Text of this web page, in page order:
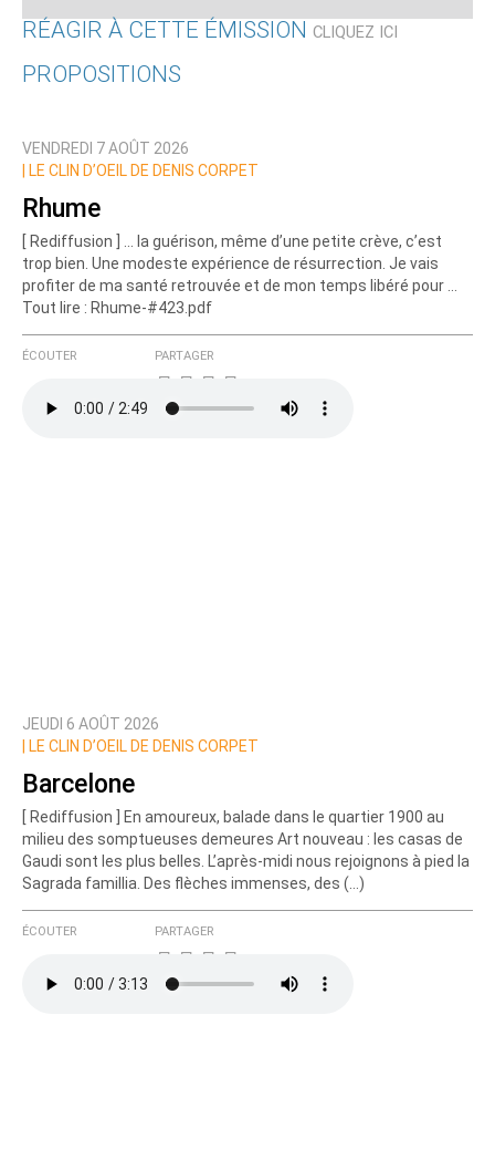
RÉAGIR À CETTE ÉMISSION CLIQUEZ ICI
Nom
Courriel (non publié)
Ajoutez votre commentaire ici
Texte de votre message
Prévenez-moi de tous les nouveaux commentaires
PROPOSITIONS
VENDREDI 7 AOÛT 2026
LE CLIN D’OEIL DE DENIS CORPET
Rhume
[ Rediffusion ] ... la guérison, même d’une petite crève, c’est
trop bien. Une modeste expérience de résurrection. Je vais
profiter de ma santé retrouvée et de mon temps libéré pour ...
Tout lire : Rhume-#423.pdf
ÉCOUTER PARTAGER
JEUDI 6 AOÛT 2026
LE CLIN D’OEIL DE DENIS CORPET
Barcelone
[ Rediffusion ] En amoureux, balade dans le quartier 1900 au
milieu des somptueuses demeures Art nouveau : les casas de
Gaudi sont les plus belles. L’après-midi nous rejoignons à pied la
Sagrada famillia. Des flèches immenses, des (…)
ÉCOUTER PARTAGER